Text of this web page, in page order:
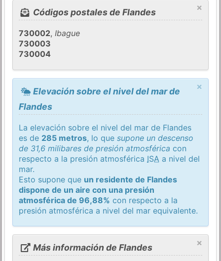
×
Códigos postales de Flandes
730002,Ibague
730003
730004
×
Elevación sobre el nivel del mar de
Flandes
La elevación sobre el nivel del mar de Flandes
es de 285 metros, lo quesupone un descenso
de 31,6 milibares de presión atmosférica con
respecto a la presión atmosférica ISA a nivel del
mar.
Esto supone que un residente de Flandes
dispone de un aire con una presión
atmosférica de 96,88% con respecto a la
presión atmosférica a nivel del mar equivalente.
×
Más información de Flandes